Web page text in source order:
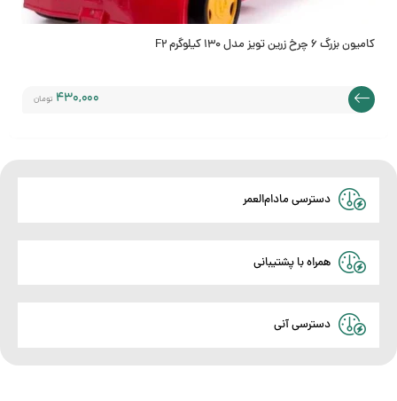
مندی
کامیون بزرگ 6 چرخ زرین تویز مدل 130 کیلوگرم F2
430,000 تومان
دسترسی مادام‌العمر
همراه با پشتیبانی
دسترسی آنی